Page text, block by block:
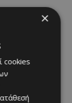
plirofories-gia-ta-
και
×
cookies